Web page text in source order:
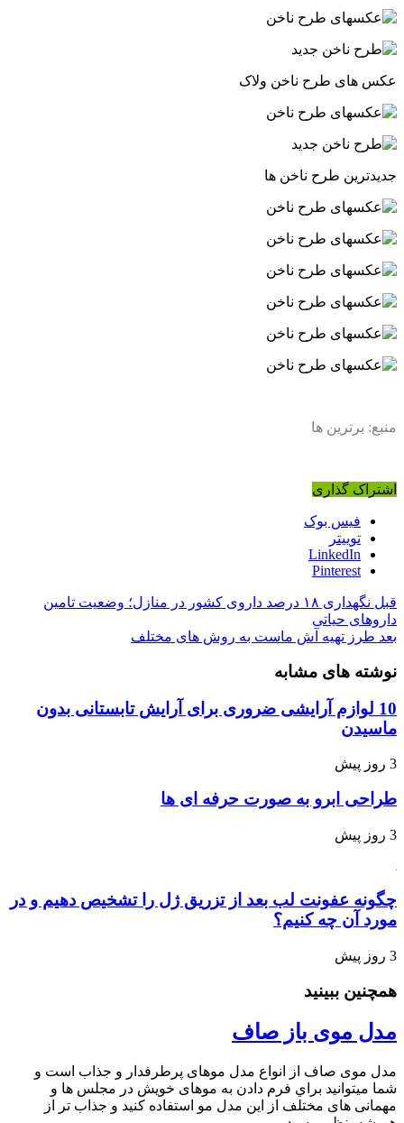
عکس های طرح ناخن ولاک‎
جدیدترین طرح ناخن ها‎
منبع: برترین ها
اشتراک گذاری
فیس بوک
توییتر
LinkedIn
Pinterest
قبل
نگهداری ۱۸ درصد داروی کشور در منازل؛ وضعیت تامین
داروهای حیاتی
بعد طرز تهیه آش ماست به روش های مختلف
نوشته های مشابه
10 لوازم آرایشی ضروری برای آرایش تابستانی بدون
ماسیدن
3 روز پیش
طراحی ابرو به صورت حرفه ای ها
3 روز پیش
چگونه عفونت لب بعد از تزریق ژل را تشخیص دهیم و در
مورد آن چه کنیم؟
3 روز پیش
همچنین ببینید
مدل موی باز صاف
مدل موی صاف از انواع مدل موهای پرطرفدار و جذاب است و
شما میتوانید براي فرم دادن به موهای خویش در مجلس ها و
مهمانی های مختلف از این مدل مو استفاده کنید و جذاب تر از